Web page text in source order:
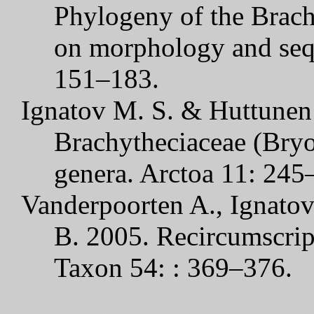
Phylogeny of the
on morphology and
151–183.
Ignatov M. S. & Huttunen
Brachytheciaceae
genera. Arctoa 11:
Vanderpoorten A.,
B. 2005.
Taxon 54: : 369–376.